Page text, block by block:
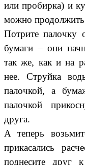
или пробирка) и
можно
Потрите палочку
бумаги – они
так же, как и на
нее. Струйка
палочкой, а
палочкой
друга.
А теперь
прикасались
поднесите друг